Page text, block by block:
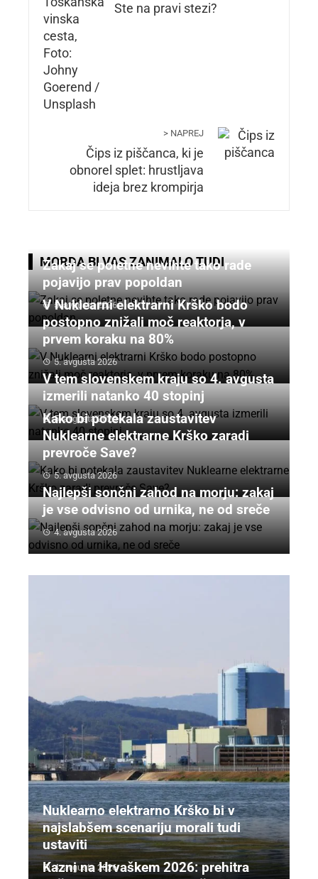
Ste na pravi stezi?
> NAPREJ
Čips iz piščanca, ki je
obnorel splet: hrustljava
ideja brez krompirja
MORDA BI VAS ZANIMALO TUDI
Zakaj se poletne nevihte tako rade
pojavijo prav popoldan
5. avgusta 2026
V Nuklearni elektrarni Krško bodo
postopno znižali moč reaktorja, v
prvem koraku na 80%
5. avgusta 2026
V tem slovenskem kraju so 4. avgusta
izmerili natanko 40 stopinj
5. avgusta 2026
Kako bi potekala zaustavitev
Nuklearne elektrarne Krško zaradi
prevroče Save?
5. avgusta 2026
Najlepši sončni zahod na morju: zakaj
je vse odvisno od urnika, ne od sreče
4. avgusta 2026
Nuklearno elektrarno Krško bi v
najslabšem scenariju morali tudi
ustaviti
4. avgusta 2026
Kazni na Hrvaškem 2026: prehitra